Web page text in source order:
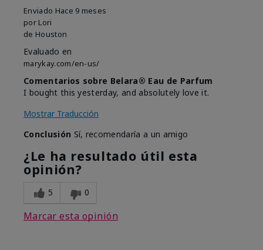
Enviado Hace 9 meses
por Lori
de Houston
Evaluado en
marykay.com/en-us/
Comentarios sobre Belara® Eau de Parfum
I bought this yesterday, and absolutely love it.
Mostrar Traducción
Conclusión Sí, recomendaría a un amigo
¿Le ha resultado útil esta
opinión?
5 0
Marcar esta opinión